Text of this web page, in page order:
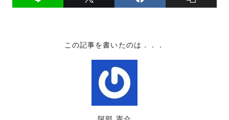
この記事を書いたのは．．．